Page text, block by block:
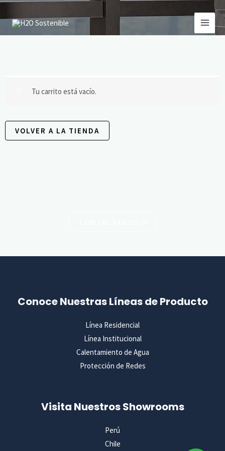
al
contenido
Tu carrito está vacío.
VOLVER A LA TIENDA
Conoce Nuestras Líneas de Producto
Línea Residencial
Línea Institucional
Calentamiento de Agua
Protección de Redes
Visita Nuestros Showrooms
Perú
Chile